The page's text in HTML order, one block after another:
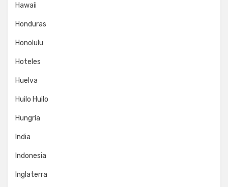
Hawaii
Honduras
Honolulu
Hoteles
Huelva
Huilo Huilo
Hungría
India
Indonesia
Inglaterra